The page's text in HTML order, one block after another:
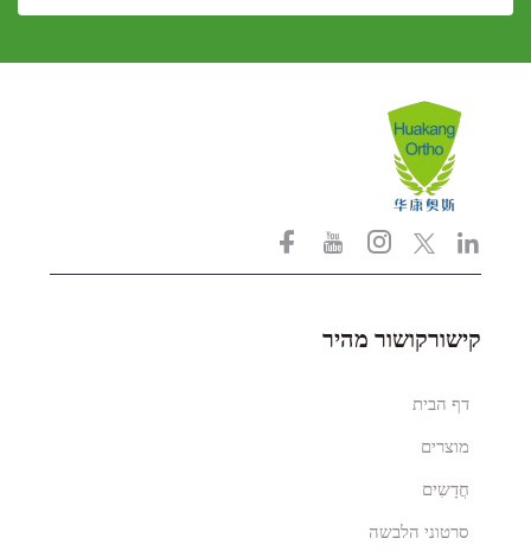
קישורקושור מהיר
דף הבית
מוצרים
חֲדָשִים
סרטוני הלבשה